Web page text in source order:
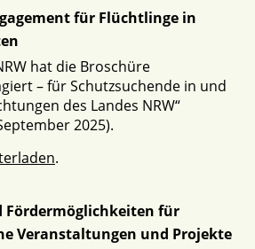
für Flüchtlinge in
hat die Broschüre
– für Schutzsuchende in und
des Landes NRW“
2025).
.
Fördermöglichkeiten für
Veranstaltungen und Projekte